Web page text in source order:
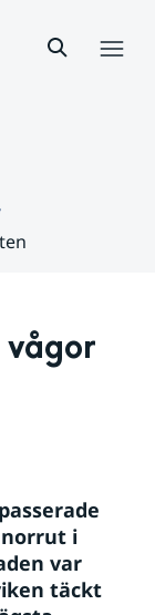
vågor
norrut i
var
täckt